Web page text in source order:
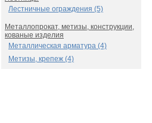
Лестничные ограждения (5)
Металлопрокат, метизы, конструкции,
кованые изделия
Металлическая арматура (4)
Метизы, крепеж (4)